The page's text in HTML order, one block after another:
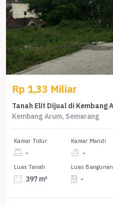
Rp 1,33 Miliar
Kembang Arum, Semarang
Kamar Tidur
-
Kamar Mandi
-
Luas Tanah
397 m²
Luas Bangunan
-